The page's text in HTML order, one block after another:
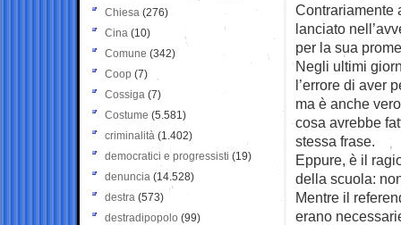
Contrariamente
lanciato
per la sua
Negli ultimi
l’errore di aver
ma è anche
cosa avrebbe
stessa frase.
Eppure, è il
della scuola:
Mentre il
erano
Chiesa (276)
Cina (10)
Comune (342)
Coop (7)
Cossiga (7)
Costume (5.581)
criminalità (1.402)
democratici e progressisti (19)
denuncia (14.528)
destra (573)
destradipopolo (99)